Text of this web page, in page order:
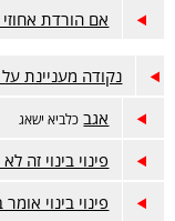
אם הורדת
נקודה מעניינת על
אגב כלביא ישאג
פינוי בינוי זה
פינוי בינוי